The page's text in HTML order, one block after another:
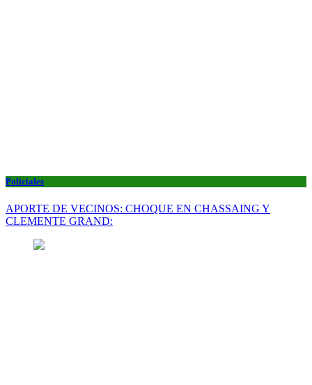
Policiales
APORTE DE VECINOS: CHOQUE EN CHASSAING Y
CLEMENTE GRAND: